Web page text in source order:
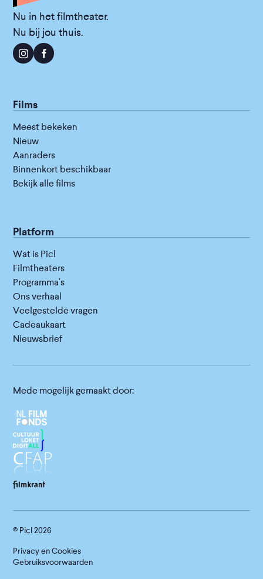
Nu in het filmtheater.
Nu bij jou thuis.
Films
Meest bekeken
Nieuw
Aanraders
Binnenkort beschikbaar
Bekijk alle films
Platform
Wat is Picl
Filmtheaters
Programma's
Ons verhaal
Veelgestelde vragen
Cadeaukaart
Nieuwsbrief
Mede mogelijk gemaakt door:
© Picl2026
Privacy en Cookies
Gebruiksvoorwaarden